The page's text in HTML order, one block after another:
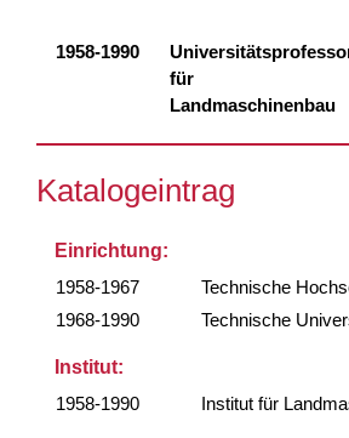
1958-1990
für
Landmaschinenbau
Katalogeintrag
Einrichtung:
1958-1967
Technische
1968-1990
Technische
Institut:
1958-1990
Institut für